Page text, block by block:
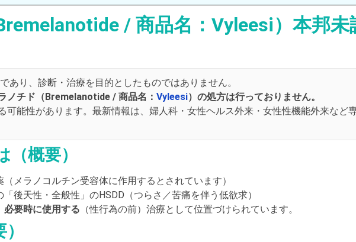
/ 商品名：Vyleesi）本邦未
あり、診断・治療を目的としたものではありません。
ノチド（Bremelanotide / 商品名： Vyleesi）の処方は行っておりません。
可能性があります。最新情報は、婦人科・女性ヘルス外来・女性性機能外来など
概要）
メラノコルチン受容体に作用するとされています）
「後天性・全般性」のHSDD（つらさ／苦痛を伴う低欲求）
必要時に使用する （性行為の前）治療として位置づけられています。